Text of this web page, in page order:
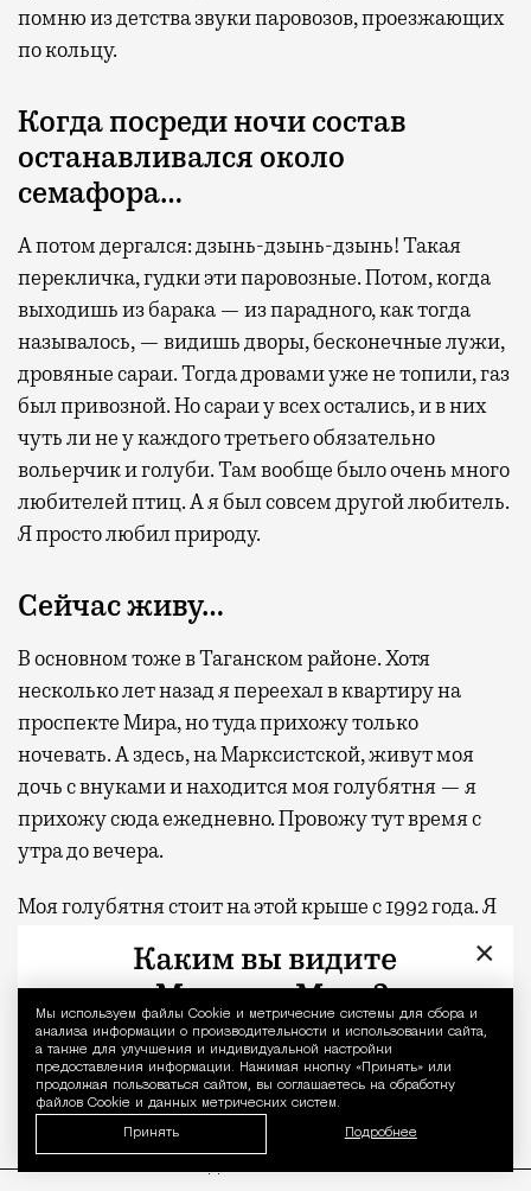
Уведомление
Мы используем файлы Сookie и метрические системы для сбора и
анализа информации о производительности и использовании сайта,
а также для улучшения и индивидуальной настройки
предоставления информации. Нажимая кнопку «Принять» или
продолжая пользоваться сайтом, вы соглашаетесь на обработку
файлов Cookie и данных метрических систем.
Принять Подробнее
забронировать нужные билеты и рестораны.
Бизнес-зал становится местом, где можно
провести переговоры, поработать или просто
выпить кофе, наблюдая сквозь панорамные
самолеты. В Москве нет недостатка
в лаунжах. В аэропортах их обычно
несколько — в разных зонах воздушных
гаваней. На некоторых вокзалах — тоже.
Лаунжи доступны на Ленинградском,
Павелецком, Казанском, Ярославском
и Курском вокзалах.Попасть в бизнес-залы
могут держатели карт Mir Supreme. Причем
не только в столице. Всего доступно более
1000 бизнес-залов по всему миру.
помню из детства звуки паровозов, проезжающих
по кольцу.
Когда посреди ночи состав
останавливался около
семафора…
А потом дергался: дзынь-дзынь-дзынь! Такая
перекличка, гудки эти паровозные. Потом, когда
выходишь из барака — из парадного, как тогда
называлось, — видишь дворы, бесконечные лужи,
дровяные сараи. Тогда дровами уже не топили, газ
был привозной. Но сараи у всех остались, и в них
чуть ли не у каждого третьего обязательно
вольерчик и голуби. Там вообще было очень много
любителей птиц. А я был совсем другой любитель.
Я просто любил природу.
Сейчас живу…
В основном тоже в Таганском районе. Хотя
несколько лет назад я переехал в квартиру на
проспекте Мира, но туда прихожу только
ночевать. А здесь, на Марксистской, живут моя
дочь с внуками и находится моя голубятня — я
прихожу сюда ежедневно. Провожу тут время с
утра до вечера.
Моя голубятня стоит на этой крыше с 1992 года. Я
Слежу за чердаком, делаю уборку. За голубями у
меня приглядывают ветеринары. Они приезжают
практически каждый месяц, берут помет на
анализ и проверяют птиц на бактериологические
заболевания, а также на вирусы.
ПРОДОЛЖЕНИЕ НИЖЕ
×